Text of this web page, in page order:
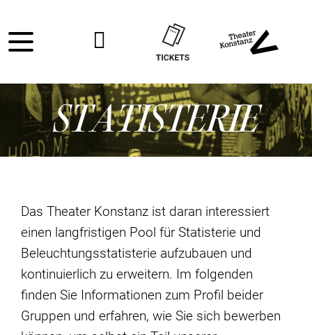
Das Theater Konstanz ist daran interessiert
einen langfristigen Pool für Statisterie und
Beleuchtungsstatisterie aufzubauen und
kontinuierlich zu erweitern. Im folgenden
finden Sie Informationen zum Profil beider
Gruppen und erfahren, wie Sie sich bewerben